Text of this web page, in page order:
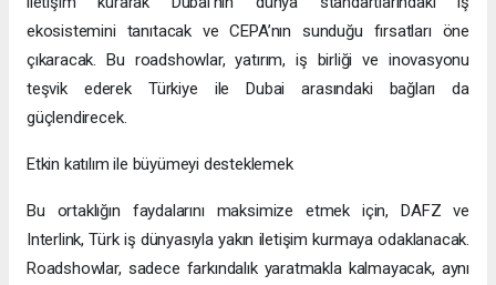
ekosistemini tanıtacak ve CEPA’nın sunduğu fırsatları öne
çıkaracak. Bu roadshowlar, yatırım, iş birliği ve inovasyonu
teşvik ederek Türkiye ile Dubai arasındaki bağları da
güçlendirecek.
Etkin katılım ile büyümeyi desteklemek
Bu ortaklığın faydalarını maksimize etmek için, DAFZ ve
Interlink, Türk iş dünyasıyla yakın iletişim kurmaya odaklanacak.
Roadshowlar, sadece farkındalık yaratmakla kalmayacak, aynı